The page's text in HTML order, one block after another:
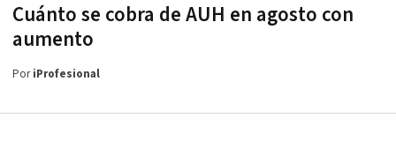
Cuánto se cobra de AUH en agosto con
aumento
PoriProfesional